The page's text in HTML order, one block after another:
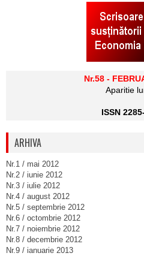
Nr.58 -
Aparitie
ISSN
ARHIVA
Nr.1 / mai 2012
Nr.2 / iunie 2012
Nr.3 / iulie 2012
Nr.4 / august 2012
Nr.5 / septembrie 2012
Nr.6 / octombrie 2012
Nr.7 / noiembrie 2012
Nr.8 / decembrie 2012
Nr.9 / ianuarie 2013